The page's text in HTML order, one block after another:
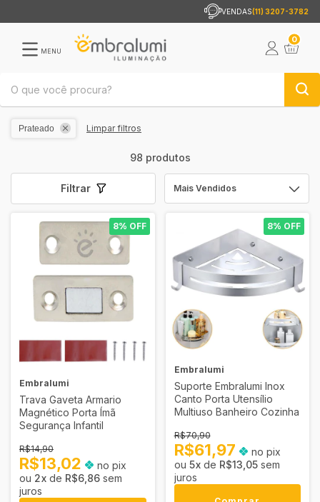
VENDAS(11) 3207-3782
MENU
0
Prateado Limpar filtros
98 produtos
Filtrar
8% OFF
Embralumi
Trava Gaveta Armario
Magnético Porta Ímã
Segurança Infantil
R$14,90
R$13,02
no pix
2x de R$6,86 sem
juros
8% OFF
Embralumi
Suporte Embralumi Inox
Canto Porta Utensílio
Multiuso Banheiro Cozinha
R$70,90
R$61,97
no pix
5x de R$13,05 sem
juros